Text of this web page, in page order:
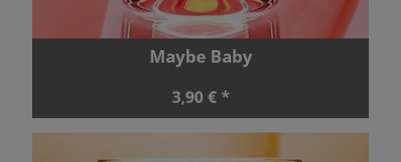
Maybe Baby
3,90 € *